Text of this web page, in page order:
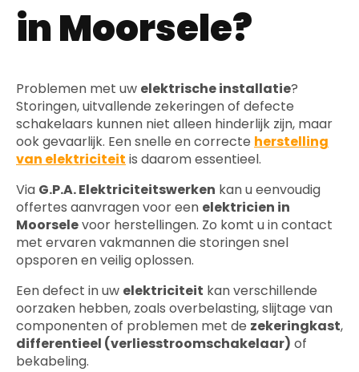
in Moorsele?
Problemen met uw elektrische installatie?
Storingen, uitvallende zekeringen of defecte
schakelaars kunnen niet alleen hinderlijk zijn, maar
ook gevaarlijk. Een snelle en correcte herstelling
van elektriciteit is daarom essentieel.
Via G.P.A. Elektriciteitswerken kan u eenvoudig
offertes aanvragen voor een elektricien in
Moorselevoor herstellingen. Zo komt u in contact
met ervaren vakmannen die storingen snel
opsporen en veilig oplossen.
Een defect in uw elektriciteit kan verschillende
oorzaken hebben, zoals overbelasting, slijtage van
componenten of problemen met de zekeringkast,
differentieel (verliesstroomschakelaar) of
bekabeling.